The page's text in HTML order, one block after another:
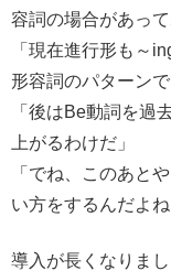
容詞の場合があって
「現在進行形も～
形容詞のパターンで
「後はBe動詞を過
上がるわけだ」
「でね、このあと
い方をするんだよね
導入が長くなりま